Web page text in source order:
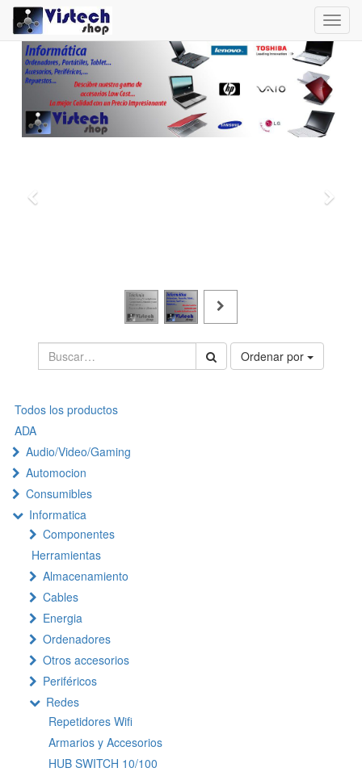
Ordenar por
Todos los productos
ADA
Audio/Video/Gaming
Automocion
Consumibles
Informatica
Componentes
Herramientas
Almacenamiento
Cables
Energia
Ordenadores
Otros accesorios
Periféricos
Redes
Repetidores Wifi
Armarios y Accesorios
HUB SWITCH 10/100